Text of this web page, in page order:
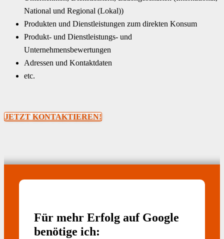
National und Regional (Lokal))
Produkten und Dienstleistungen zum direkten Konsum
Produkt- und Dienstleistungs- und
Unternehmensbewertungen
Adressen und Kontaktdaten
etc.
JETZT KONTAKTIEREN!
Für mehr Erfolg auf Google
benötige ich: